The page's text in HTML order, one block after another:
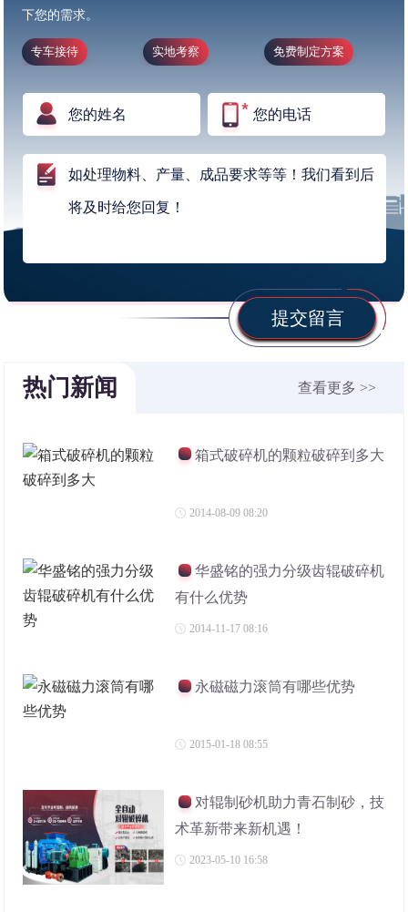
下您的需求。
专车接待 实地考察 免费制定方案
提交留言
热门新闻 查看更多 >>
箱式破碎机的颗粒破碎到多大
2014-08-09 08:20
华盛铭的强力分级齿辊破碎机
有什么优势
2014-11-17 08:16
永磁磁力滚筒有哪些优势
2015-01-18 08:55
对辊制砂机助力青石制砂，技
术革新带来新机遇！
2023-05-10 16:58